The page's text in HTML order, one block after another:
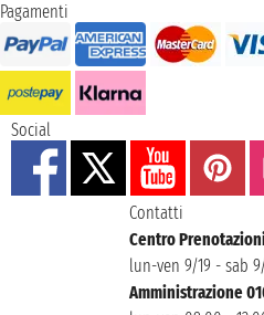
Pagamenti
Social
Contatti
Centro
lun-ven 9/19 - sab
Amministrazione